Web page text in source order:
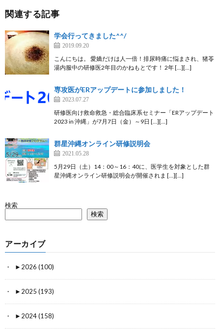
関連する記事
学会行ってきました^^/
2019.09.20
こんにちは。 愛嬌だけは人一倍！排尿時痛に悩まされ、猪苓
湯内服中の研修医2年目のかねもとです！ 2年 […][…]
専攻医がERアップデートに参加しました！
2023.07.27
研修医向け救命救急・総合臨床系セミナー「ERアップデート
2023 in 沖縄」が7月7日（金）～9日 […][…]
群星沖縄オンライン研修説明会
2021.05.28
5月29日（土）14：00～16：40に、医学生を対象とした群
星沖縄オンライン研修説明会が開催されま […][…]
検索
検索
アーカイブ
► 2026 (100)
► 2025 (193)
► 2024 (158)